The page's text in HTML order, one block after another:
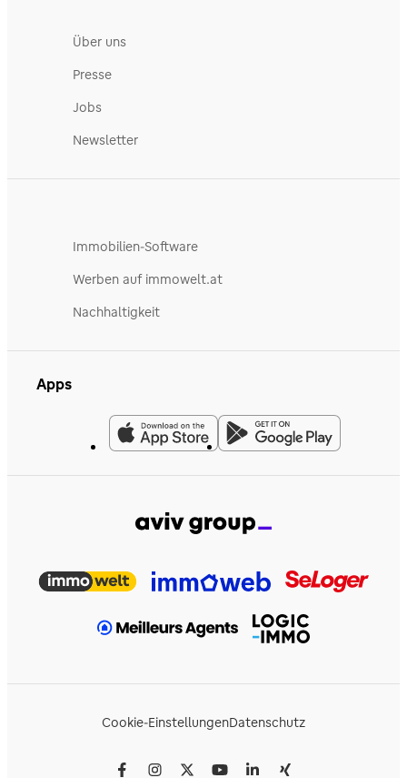
Über uns
Presse
Jobs
Newsletter
Immobilien-Software
Werben auf immowelt.at
Nachhaltigkeit
Apps
Cookie-EinstellungenDatenschutz